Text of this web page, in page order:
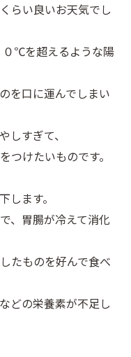
らい良いお天気でし
０℃を超えるような陽
を口に運んでしまい
しすぎて、
つけたいものです。
します。
、胃腸が冷えて消化
たものを好んで食べ
どの栄養素が不足し